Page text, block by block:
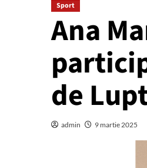
Sport
Ana
de
admin 9 martie 2025